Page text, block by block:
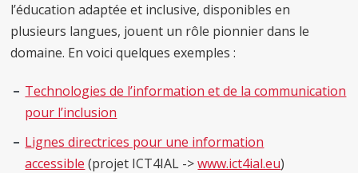
l’éducation adaptée et inclusive, disponibles en
plusieurs langues, jouent un rôle pionnier dans le
domaine. En voici quelques exemples :
Technologies de l’information et de la communication
pour l’inclusion
Lignes directrices pour une information
accessible (projet ICT4IAL ->www.ict4ial.eu)